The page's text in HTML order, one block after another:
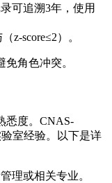
可追溯3年，使用
z-score≤2）。
免角色冲突。
悉度。CNAS-
室经验。以下是详
理或相关专业。